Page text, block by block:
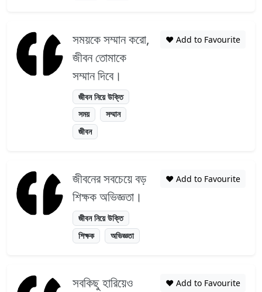
সময়কে সম্মান করো,
জীবন তোমাকে
সম্মান দিবে।
জীবন নিয়ে উক্তি
সময়
সম্মান
জীবন
❤️ Add to Favourite
জীবনের সবচেয়ে বড়
শিক্ষক অভিজ্ঞতা।
জীবন নিয়ে উক্তি
শিক্ষক
অভিজ্ঞতা
❤️ Add to Favourite
সবকিছু হারিয়েও
❤️ Add to Favourite